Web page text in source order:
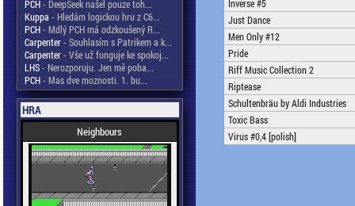
PCH- DeepSeek našel pouze toh...
Kuppa - Hledám logickou hru z C6...
PCH- Mdlý PCH má odzkoušený R...
Carpenter- Souhlasím s Patrikem a k...
Carpenter- Vše už funguje ke spokoj...
LHS- Nerozporuju. Jen mě poba...
PCH- Mas dve moznosti. 1. bu...
HRA
Neighbours
Inverse #5
Just Dance
Men Only #12
Pride
Riff Music Collection 2
Riptease
Schultenbräu by Aldi Industries
Toxic Bass
Virus #0,4 [polish]